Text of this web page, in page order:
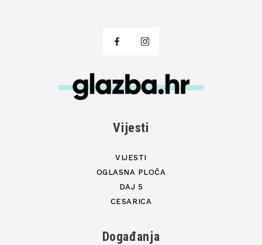
Vijesti
VIJESTI
OGLASNA PLOČA
DAJ 5
CESARICA
Događanja